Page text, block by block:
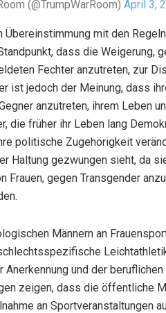
(@TrumpWarRoom) April 3,
Übereinstimmung mit den
dass die Weigerung,
Fechter anzutreten, zur
ist jedoch der Meinung, dass
anzutreten, ihrem Leben
die früher ihr Leben lang
politische Zugehörigkeit
Haltung gezwungen sieht, da
Frauen, gegen Transgender
Männern an
und der
zeigen, dass die öffentliche
an Sportveranstaltungen